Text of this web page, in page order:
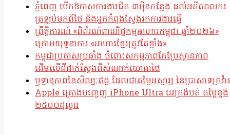
ភ្នំពេញ បើកឱកាសការងារជិត ៣ម៉ឺនកន្លែង ដល់អតីតពលករ
ត្រឡប់មកពីថៃ និងអ្នកកំពុងស្វែងរកការងារធ្វើ
ព្រឹត្តិការណ៍ «ពិព័រណ៍ពាណិជ្ជកម្មអាហារកម្ពុជា ឆ្នាំ២០២៦»
ក្រោមយុទ្ធនាការ «អាហារខ្មែរត្រូវតែខ្លាំង»
កម្ពុជាប្រកាសប្រឆាំង ចំពោះសកម្មភាពកែប្រែស្ថានភាព
ដើមលើដីជាក់ស្តែងពីសំណាក់យោធាថៃ
ឫទ្ធានុភាពនៃសិល្បៈឥដ្ឋ ដែលជាតម្លៃអស្ចារ្យ នៃប្រាសាទក្រវ៉
Apple គ្រោងបញ្ចេញ iPhone Ultra អេក្រង់បត់ តម្លៃខ្ទង់
២៥០០ដុល្លារ